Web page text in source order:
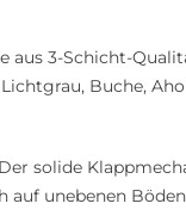
aus 3-Schicht-
Buche,
solide
auf unebenen